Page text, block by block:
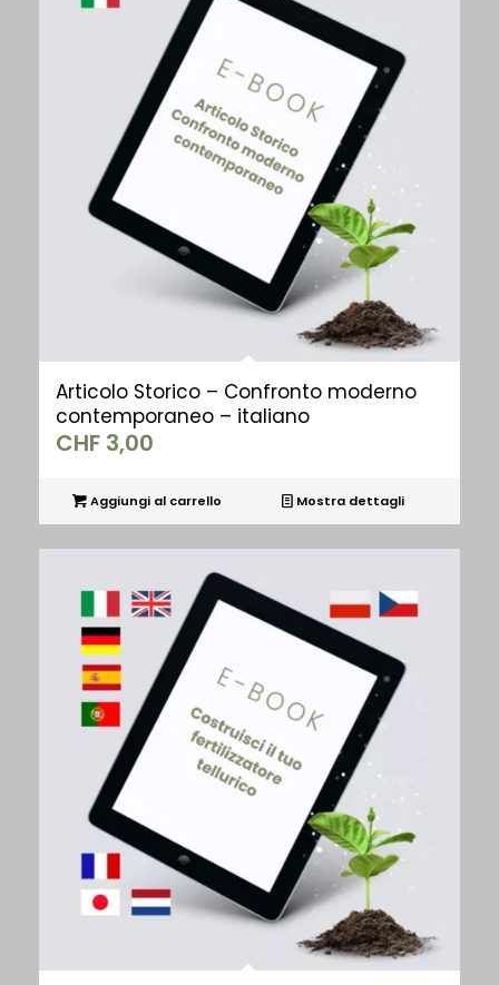
Articolo Storico – Confronto moderno
contemporaneo – italiano
CHF3,00
Aggiungi al carrello Mostra dettagli